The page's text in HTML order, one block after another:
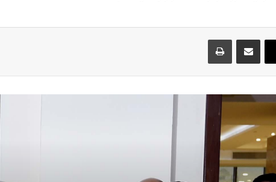
مشاركة عبر البريد طباعة